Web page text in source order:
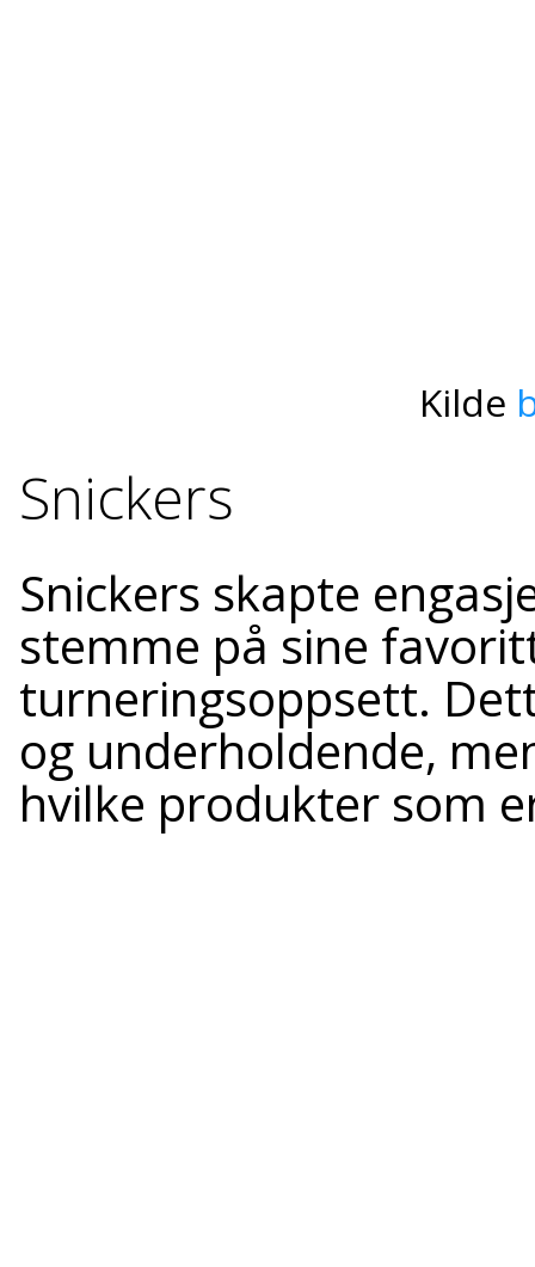
Kilde
Snickers
Snickers skapte
stemme på sine
turneringsoppsett.
og underholdende,
hvilke produkter som